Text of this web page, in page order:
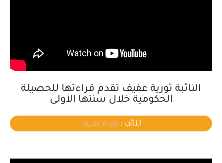
النائبة ثورية عفيف تقدم قراءتها للحصيلة
الحكومية خلال سنتها الأولى
النائب : ثورية عفيف